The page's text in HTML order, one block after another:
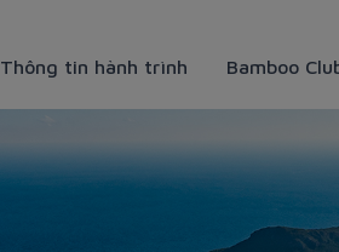
Thông tin hành trình Bamboo